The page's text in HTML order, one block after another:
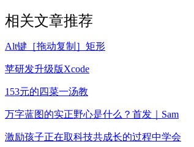
相关文章推荐
Alt键［拖动复制］矩形
苹研发升级版Xcode
153元的四菜一汤教
万字蓝图的实正野心是什么？首发｜Sam
激励孩子正在取科技共成长的过程中学会